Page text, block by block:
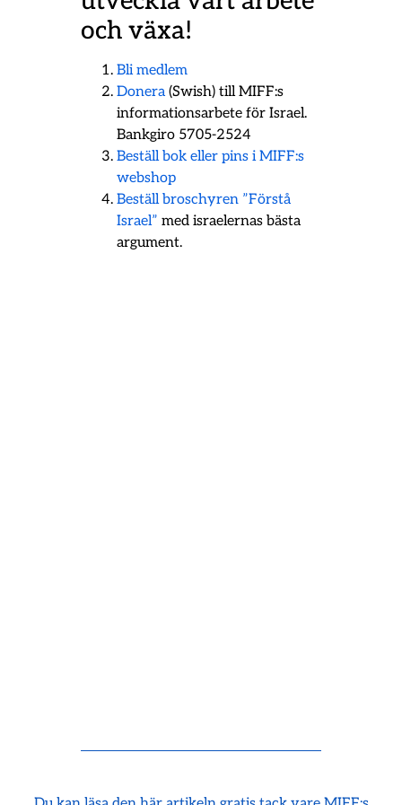
och växa!
Bli medlem
Donera(Swish) till MIFF:s
informationsarbete för Israel.
Bankgiro 5705-2524
Beställ bok eller pins i MIFF:s
webshop
Beställ broschyren ”Förstå
Israel” med israelernas bästa
argument.